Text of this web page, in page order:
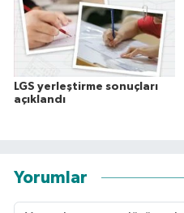
LGS yerleştirme sonuçları
açıklandı
Yorumlar